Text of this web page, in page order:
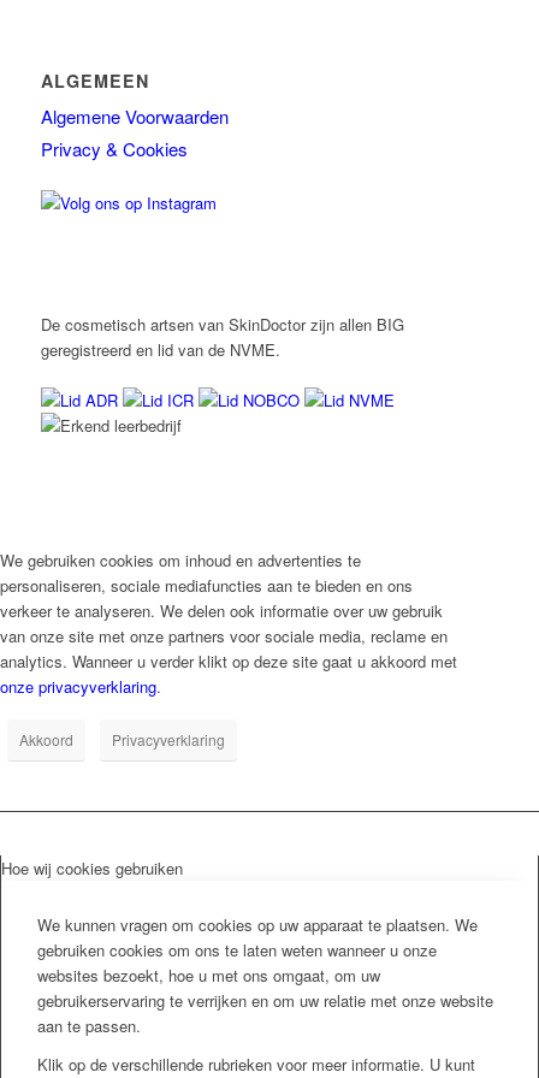
ALGEMEEN
Algemene Voorwaarden
Privacy & Cookies
De cosmetisch artsen van SkinDoctor zijn allen BIG
geregistreerd en lid van de NVME.
We gebruiken cookies om inhoud en advertenties te
personaliseren, sociale mediafuncties aan te bieden en ons
verkeer te analyseren. We delen ook informatie over uw gebruik
van onze site met onze partners voor sociale media, reclame en
analytics. Wanneer u verder klikt op deze site gaat u akkoord met
onze privacyverklaring.
Akkoord Privacyverklaring
Hoe wij cookies gebruiken
We kunnen vragen om cookies op uw apparaat te plaatsen. We
gebruiken cookies om ons te laten weten wanneer u onze
websites bezoekt, hoe u met ons omgaat, om uw
gebruikerservaring te verrijken en om uw relatie met onze website
aan te passen.
Klik op de verschillende rubrieken voor meer informatie. U kunt